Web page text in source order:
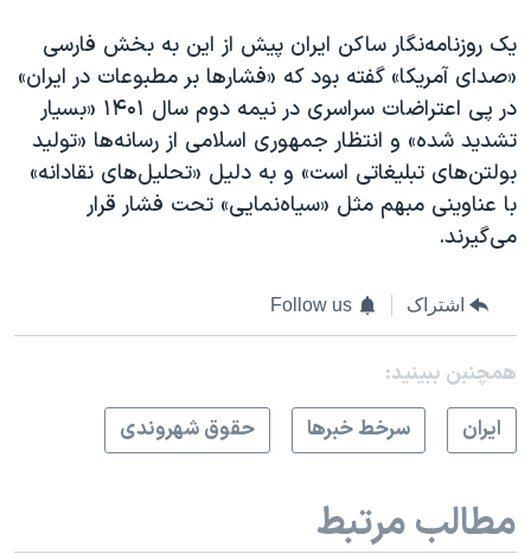
یک روزنامه‌نگار ساکن ایران پیش از این به بخش فارسی
«صدای آمریکا» گفته بود که «فشارها بر مطبوعات در ایران»
در پی اعتراضات سراسری در نیمه دوم سال ۱۴۰۱ «بسیار
تشدید شده» و انتظار جمهوری اسلامی از رسانه‌ها «تولید
بولتن‌های تبلیغاتی است» و به دلیل «تحلیل‌های نقادانه»
با عناوینی مبهم مثل «سیاه‌نمایی» تحت فشار قرار
می‌گیرند.
اشتراک Follow us
همچنبن ببینید:
ايران
سرخط خبرها حقوق شهروندی
مطالب مرتبط